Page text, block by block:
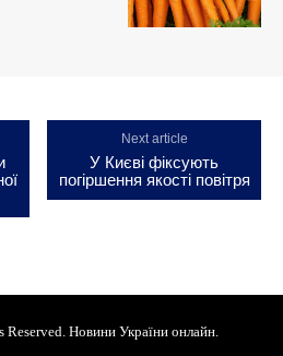
Next article
У Києві фіксують
погіршення якості повітря
Новини України онлайн.